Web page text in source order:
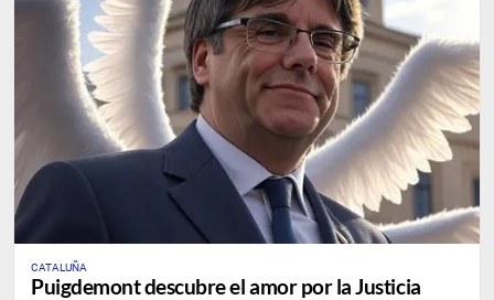
CATALUÑA
Puigdemont descubre el amor por la Justicia